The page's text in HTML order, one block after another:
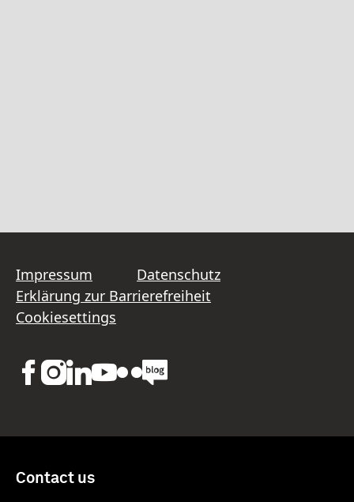
Impressum
Datenschutz
Erklärung zur Barrierefreiheit
Cookiesettings
Contact us